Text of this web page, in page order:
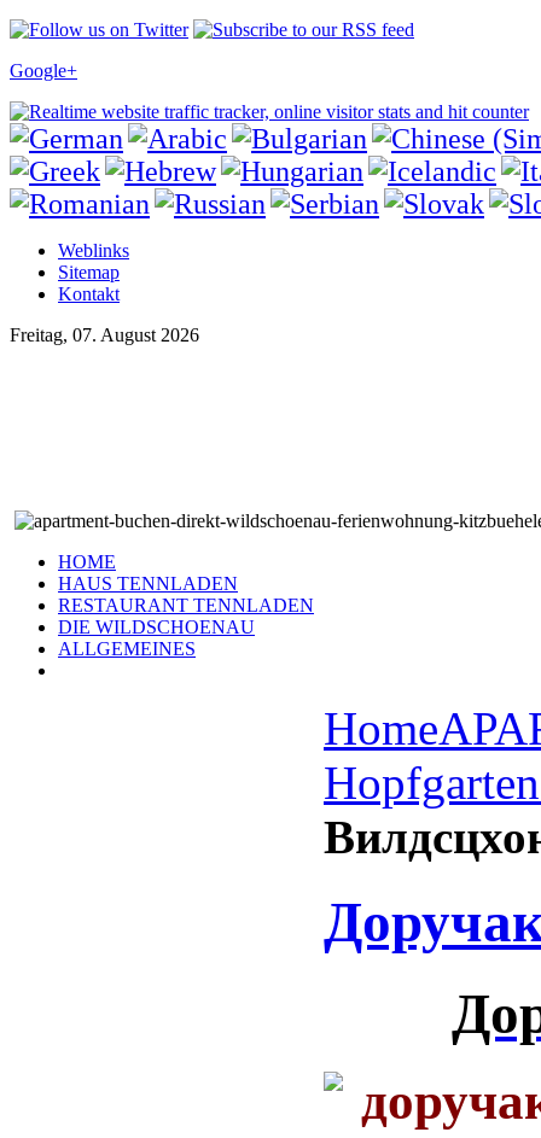
Google+
Weblinks
Sitemap
Kontakt
Freitag, 07. August 2026
HOME
HAUS TENNLADEN
RESTAURANT TENNLADEN
DIE WILDSCHOENAU
ALLGEMEINES
Home
Hopfgarten